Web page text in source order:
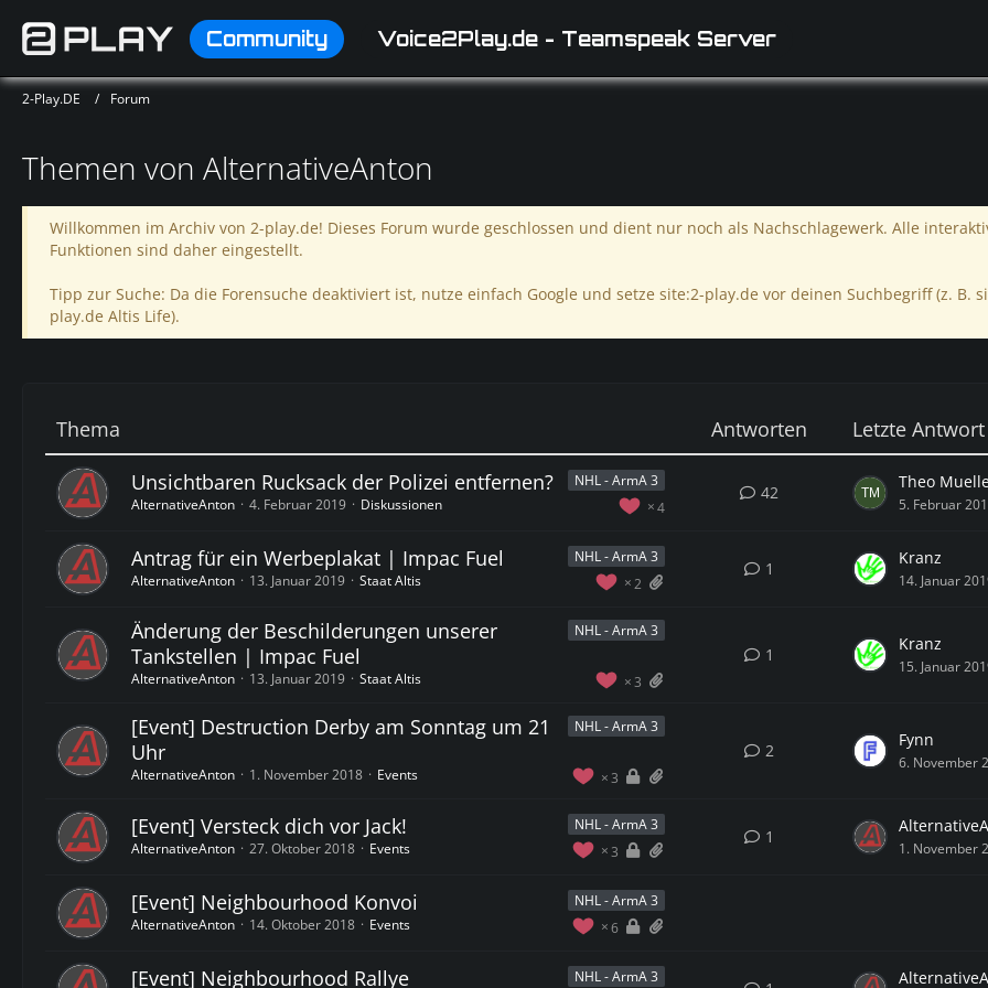
Community Voice2Play.de - Teamspeak Server
2-Play.DE Forum
Themen von AlternativeAnton
Willkommen im Archiv von 2-play.de! Dieses Forum wurde geschlossen und dient nur noch als Nachschlagewerk. Alle
Funktionen sind daher eingestellt.
Tipp zur Suche: Da die Forensuche deaktiviert ist, nutze einfach Google und setze site:2-play.de vor deinen Suchbegriff (z. B.
play.de Altis Life).
Thema Antworten Letzte Antwort
NHL - ArmA 3
Unsichtbaren Rucksack der Polizei entfernen?
4
AlternativeAnton 4. Februar 2019 Diskussionen
42
Theo
5. Februar
NHL - ArmA 3
Antrag für ein Werbeplakat | Impac Fuel
2
AlternativeAnton 13. Januar 2019 Staat Altis
1
Kranz
14. Januar
NHL - ArmA 3
Änderung der Beschilderungen unserer
Tankstellen | Impac Fuel
3
AlternativeAnton 13. Januar 2019 Staat Altis
1
Kranz
15. Januar
NHL - ArmA 3
[Event] Destruction Derby am Sonntag um 21
Uhr
3
AlternativeAnton 1. November 2018 Events
2
Fynn
6. November
NHL - ArmA 3
[Event] Versteck dich vor Jack!
3
AlternativeAnton 27. Oktober 2018 Events
1
1. November
NHL - ArmA 3
[Event] Neighbourhood Konvoi
6
AlternativeAnton 14. Oktober 2018 Events
NHL - ArmA 3
[Event] Neighbourhood Rallye